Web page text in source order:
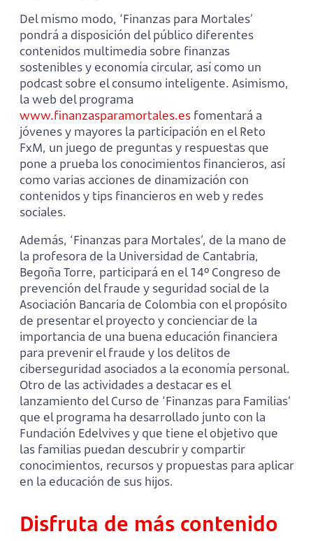
Del mismo modo, ‘Finanzas para Mortales’
pondrá a disposición del público diferentes
contenidos multimedia sobre finanzas
sostenibles y economía circular, así como un
podcast sobre el consumo inteligente. Asimismo,
la web del programa
www.finanzasparamortales.es fomentará a
jóvenes y mayores la participación en el Reto
FxM, un juego de preguntas y respuestas que
pone a prueba los conocimientos financieros, así
como varias acciones de dinamización con
contenidos y tips financieros en web y redes
sociales.
Además, ‘Finanzas para Mortales’, de la mano de
la profesora de la Universidad de Cantabria,
Begoña Torre, participará en el 14º Congreso de
prevención del fraude y seguridad social de la
Asociación Bancaria de Colombia con el propósito
de presentar el proyecto y concienciar de la
importancia de una buena educación financiera
para prevenir el fraude y los delitos de
ciberseguridad asociados a la economía personal.
Otro de las actividades a destacar es el
lanzamiento del Curso de ‘Finanzas para Familias’
que el programa ha desarrollado junto con la
Fundación Edelvives y que tiene el objetivo que
las familias puedan descubrir y compartir
conocimientos, recursos y propuestas para aplicar
en la educación de sus hijos.
Disfruta de más contenido